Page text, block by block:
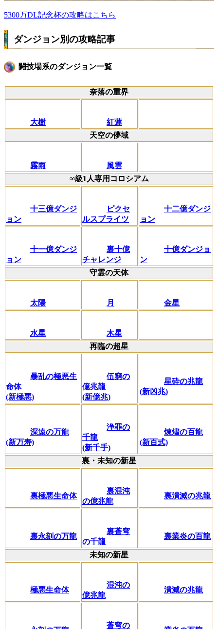
5300万DL記念杯の攻略はこちら
ダンジョン別の攻略記事
闘技場系のダンジョン一覧
奈落の重界
大樹
紅蓮
天空の儚域
霧雨
風雲
∞級1人専用コロシアム
十三億ダンジ
ョン
ピクセ
ルスプライツ
十二億ダンジ
ョン
十一億ダンジ
ョン
裏十億
チャレンジ
十億ダンジョ
ン
守霊の天体
太陽 月 金星
水星
木星
再臨の超星
暴乱の極悪生
命体
(新極悪)
伍窮の
億兆龍
(新億兆)
星砕の兆龍
(新凶兆)
深遠の万龍
(新万寿)
浄罪の
千龍
(新千手)
煉燼の百龍
(新百式)
裏・未知の新星
裏極悪生命体
裏混沌
の億兆龍
裏潰滅の兆龍
裏永刻の万龍
裏蒼穹
の千龍
裏業炎の百龍
未知の新星
極悪生命体
混沌の
億兆龍
潰滅の兆龍
蒼穹の